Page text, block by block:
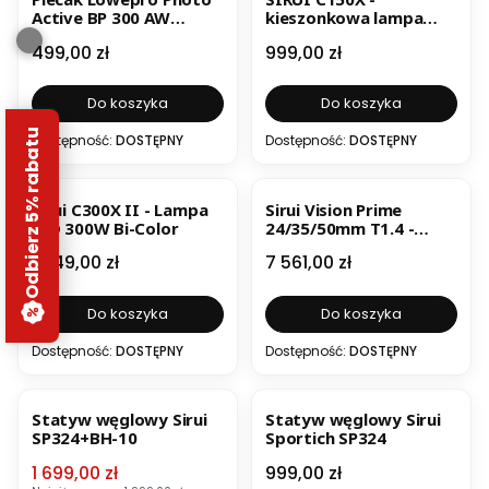
Active BP 300 AW
niebiesko-czarny
Cena
499,00 zł
Do koszyka
Dostępność: DOSTĘPNY
kieszonkowa lampa
Cena
999,00 zł
Do koszyka
Dostępność: DOSTĘPNY
Sirui C300X II - Lampa
LED 300W Bi-Color
Cena
1 649,00 zł
Do koszyka
Dostępność: DOSTĘPNY
Sirui Vision Prime
24/35/50mm T1.4 -
filmowych
Cena
7 561,00 zł
Do koszyka
Dostępność: DOSTĘPNY
Statyw węglowy Sirui
SP324+BH-10
Cena promocyjna
1 699,00 zł
Statyw węglowy Sirui
Sportich SP324
Cena
999,00 zł
Odbierz 5% rabatu